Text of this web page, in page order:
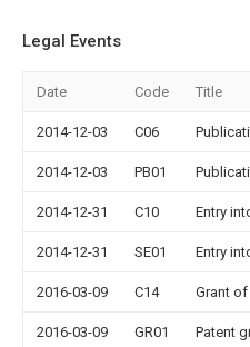
Legal Events
Date Code Title
2014-12-03 C06
2014-12-03 PB01
2014-12-31 C10 Entry
2014-12-31 SE01 Entry
2016-03-09 C14 Grant
2016-03-09 GR01 Patent